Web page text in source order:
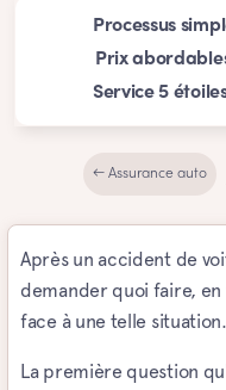
Processus
Prix
Service 5
← Assurance auto
Après un accident de
demander quoi faire,
face à une telle situation.
La première question